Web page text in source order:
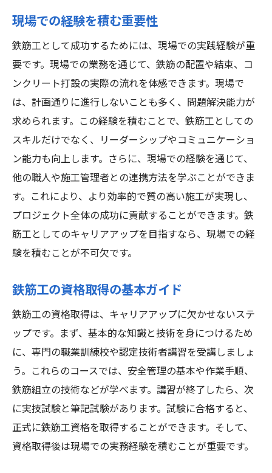
都市部での資格を活かしたキャリアパス
都市部のプロジェクトに挑戦するための準
備
鉄筋工資格取得でプロジェクトリーダーを目指
す理由
プロジェクトリーダーとしての役割と責任
リーダーに必要な資格と経験
資格取得がリーダーシップ能力を高める理
由
リーダーとしてのキャリアアップのステッ
プ
成功したプロジェクトリーダーの事例
ーチ
鉄筋工としてのキャリアアップに資格は欠かせ
ない
資格がキャリアアップに与える影響
資格を持つことで広がるキャリアの可能性
資格取得後のキャリアプランの立て方
資格を取得するタイミングとその重要性
資格保有者の給与と昇進の実情
現場での経験を積む重要性
鉄筋工として成功するためには、現場での実践経験が重
要です。現場での業務を通じて、鉄筋の配置や結束、コ
ンクリート打設の実際の流れを体感できます。現場で
は、計画通りに進行しないことも多く、問題解決能力が
求められます。この経験を積むことで、鉄筋工としての
スキルだけでなく、リーダーシップやコミュニケーショ
ン能力も向上します。さらに、現場での経験を通じて、
他の職人や施工管理者との連携方法を学ぶことができま
す。これにより、より効率的で質の高い施工が実現し、
プロジェクト全体の成功に貢献することができます。鉄
筋工としてのキャリアアップを目指すなら、現場での経
験を積むことが不可欠です。
鉄筋工の資格取得の基本ガイド
鉄筋工の資格取得は、キャリアアップに欠かせないステ
ップです。まず、基本的な知識と技術を身につけるため
に、専門の職業訓練校や認定技術者講習を受講しましょ
う。これらのコースでは、安全管理の基本や作業手順、
鉄筋組立の技術などが学べます。講習が終了したら、次
に実技試験と筆記試験があります。試験に合格すると、
正式に鉄筋工資格を取得することができます。そして、
資格取得後は現場での実務経験を積むことが重要です。